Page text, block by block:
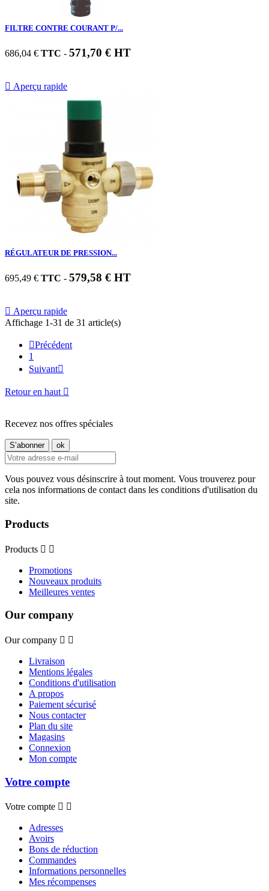
FILTRE CONTRE COURANT P/...
686,04 € TTC - 571,70 € HT
 Aperçu rapide
RÉGULATEUR DE PRESSION...
695,49 € TTC - 579,58 € HT
 Aperçu rapide
Affichage 1-31 de 31 article(s)
Précédent
1
Suivant
Retour en haut 
Recevez nos offres spéciales
Vous pouvez vous désinscrire à tout moment. Vous trouverez pour
cela nos informations de contact dans les conditions d'utilisation du
site.
Products
Products  
Promotions
Nouveaux produits
Meilleures ventes
Our company
Our company  
Livraison
Mentions légales
Conditions d'utilisation
A propos
Paiement sécurisé
Nous contacter
Plan du site
Magasins
Connexion
Mon compte
Votre compte
Votre compte  
Adresses
Avoirs
Bons de réduction
Commandes
Informations personnelles
Mes récompenses